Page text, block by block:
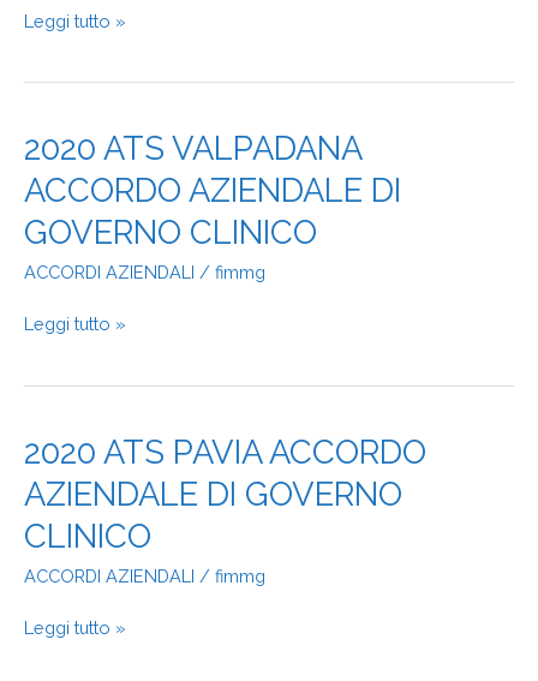
CLINICO
Leggi tutto »
2020 ATS VALPADANA
ACCORDO AZIENDALE DI
GOVERNO CLINICO
ACCORDI AZIENDALI / fimmg
2020
ATS
VALPADANA
AZIENDALE
DI
CLINICO
Leggi tutto »
2020 ATS PAVIA ACCORDO
AZIENDALE DI GOVERNO
CLINICO
ACCORDI AZIENDALI / fimmg
2020
ATS
PAVIA
AZIENDALE
DI
CLINICO
Leggi tutto »